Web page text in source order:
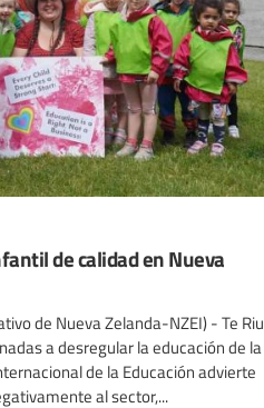
de calidad en Nueva
de Nueva Zelanda-NZEI) - Te Riu
a desregular la educación de la
de la Educación advierte
al sector,...